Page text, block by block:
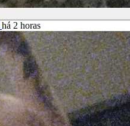
há 2 horas